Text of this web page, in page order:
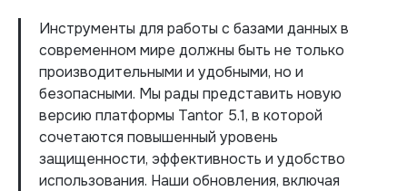
Инструменты для работы с базами данных в
современном мире должны быть не только
производительными и удобными, но и
безопасными. Мы рады представить новую
версию платформы Tantor 5.1, в которой
сочетаются повышенный уровень
защищенности, эффективность и удобство
использования. Наши обновления, включая